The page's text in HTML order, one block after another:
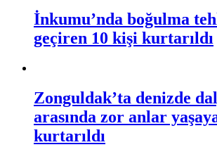
İnkumu’nda boğulma
geçiren 10 kişi kurtarıldı
Zonguldak’ta denizde
arasında zor anlar
kurtarıldı